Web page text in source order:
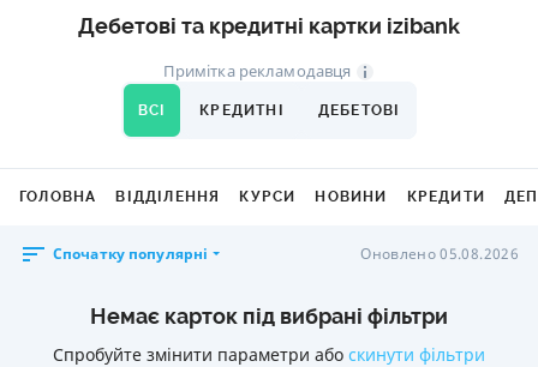
Дебетові та кредитні картки izibank
ВСІ КРЕДИТНІ ДЕБЕТОВІ
Примітка рекламодавця
ГОЛОВНА ВІДДІЛЕННЯ КУРСИ НОВИНИ КРЕДИТИ
Спочатку популярні Оновлено 05.08.2026
Немає карток під вибрані фільтри
Спробуйте змінити параметри або скинути фільтри